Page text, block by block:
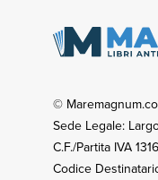
©
Sede Legale:
C.F./Partita IVA
Codice